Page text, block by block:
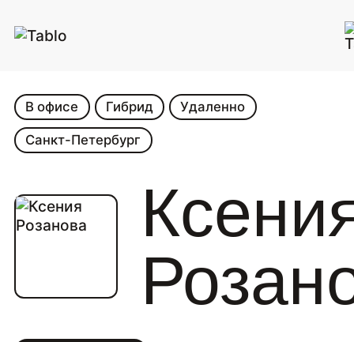
В офисе Гибрид Удаленно
Санкт-Петербург